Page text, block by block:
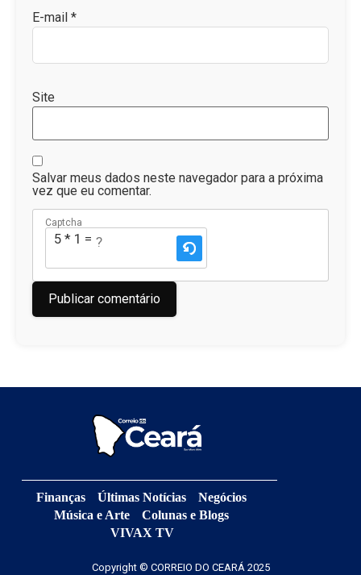
E-mail *
Site
Salvar meus dados neste navegador para a próxima
vez que eu comentar.
Captcha
5 * 1 = ?
Finanças Últimas Notícias
Negócios
Música e Arte
Colunas e Blogs
VIVAX TV
Copyright © CORREIO DO CEARÁ 2025